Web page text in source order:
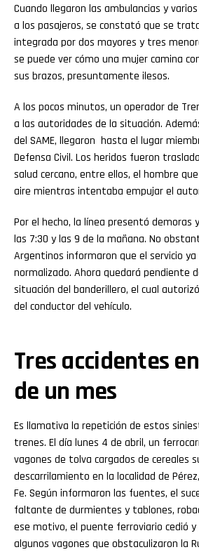
Cuando llegaron las ambulancias y
a los pasajeros, se constató que se
integrada por dos mayores y tres
se puede ver cómo una mujer camina
sus brazos, presuntamente ilesos.
A los pocos minutos, un operador de
a las autoridades de la situación.
del SAME, llegaron hasta el lugar
Defensa Civil. Los heridos fueron
salud cercano, entre ellos, el hombre
aire mientras intentaba empujar el
Por el hecho, la línea presentó demoras
las 7:30 y las 9 de la mañana. No
Argentinos informaron que el servicio
normalizado. Ahora quedará pendiente
situación del banderillero, el cual
del conductor del vehículo.
Tres accidentes
de un mes
Es llamativa la repetición de estos
trenes. El día lunes 4 de abril, un
vagones de tolva cargados de cereales
descarrilamiento en la localidad de
Fe. Según informaron las fuentes, el
faltante de durmientes y tablones,
ese motivo, el puente ferroviario cedió y
algunos vagones que obstaculizaron la